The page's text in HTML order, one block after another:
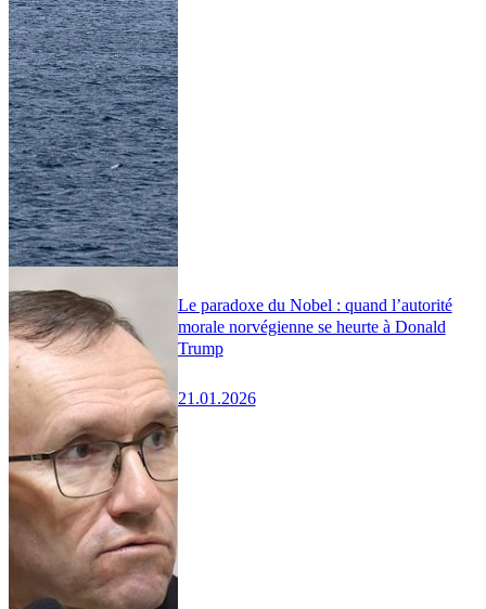
Le paradoxe du Nobel : quand l’autorité
morale norvégienne se heurte à Donald
Trump
21.01.2026